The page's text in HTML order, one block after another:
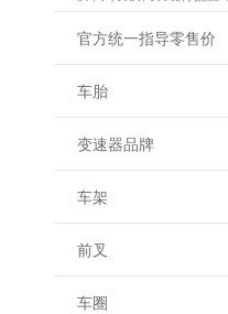
官方统一指导零售价
车胎
变速器品牌
车架
前叉
车圈